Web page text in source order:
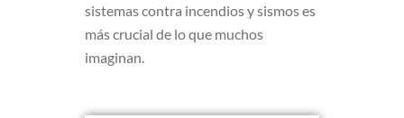
sistemas contra incendios y sismos es
más crucial de lo que muchos
imaginan.